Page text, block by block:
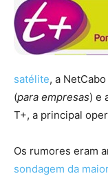
satélite, a
(para empresas) e
T+, a principal
Os rumores eram
sondagem da